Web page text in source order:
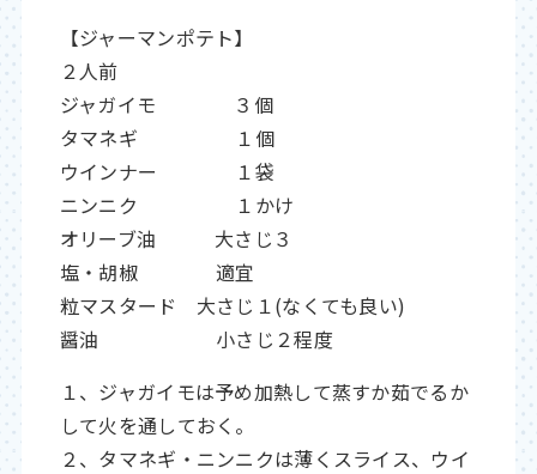
【ジャーマンポテト】
２人前
ジャガイモ ３個
タマネギ １個
ウインナー １袋
ニンニク １かけ
オリーブ油 大さじ３
塩・胡椒 適宜
粒マスタード 大さじ１(なくても良い)
醤油 小さじ２程度
１、ジャガイモは予め加熱して蒸すか茹でるか
して火を通しておく。
２、タマネギ・ニンニクは薄くスライス、ウイ